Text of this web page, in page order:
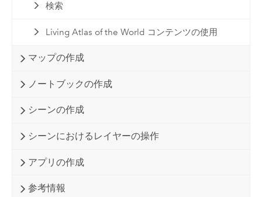
検索
Living Atlas of the World コンテンツの使用
マップの作成
ノートブックの作成
シーンの作成
シーンにおけるレイヤーの操作
アプリの作成
参考情報